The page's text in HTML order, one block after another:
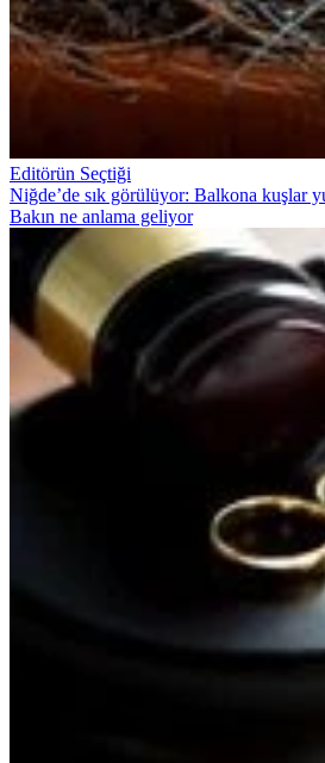
Editörün Seçtiği
Niğde’de sık görülüyor: Balkona kuşlar
Bakın ne anlama geliyor